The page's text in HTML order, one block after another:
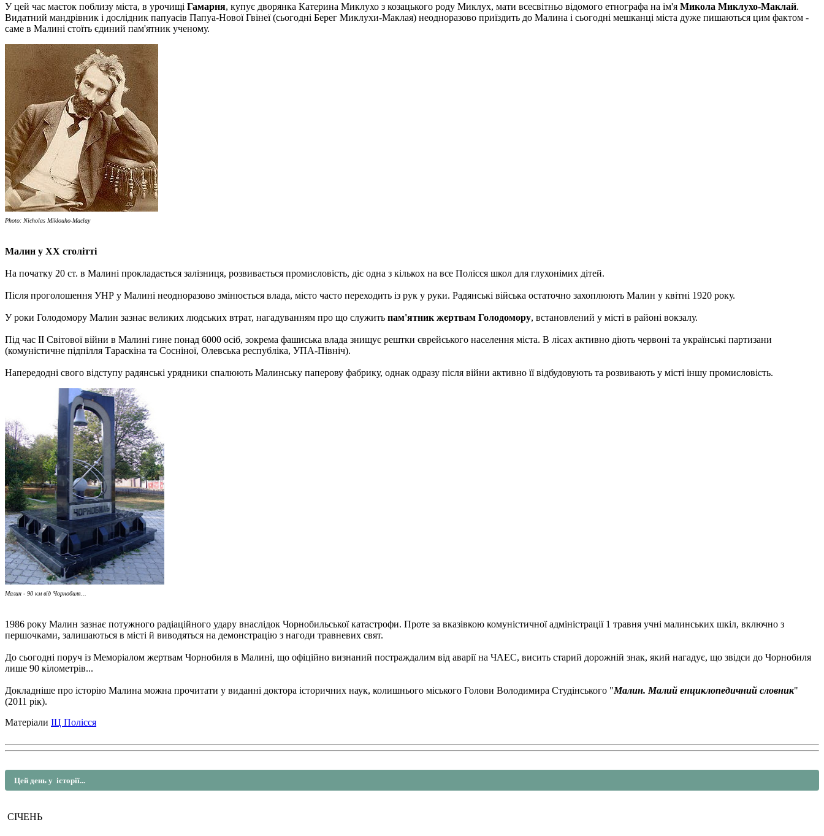
У цей час маєток поблизу міста, в урочищі Гамарня, купує дворянка Катерина Миклухо з козацького роду Миклух, мати всесвітньо відомого етнографа на ім'я Микола Миклухо-Маклай.
Видатний мандрівник і дослідник папуасів Папуа-Нової Гвінеї (сьогодні Берег Миклухи-Маклая) неодноразово приїздить до Малина і сьогодні мешканці міста дуже пишаються цим фактом -
саме в Малині стоїть єдиний пам'ятник ученому.
Photo: Nicholas Miklouho-Maclay
Малин у ХХ столітті
На початку 20 ст. в Малині прокладається залізниця, розвивається промисловість, діє одна з кількох на все Полісся школ для глухонімих дітей.
Після проголошення УНР у Малині неодноразово змінюється влада, місто часто переходить із рук у руки. Радянські війська остаточно захоплюють Малин у квітні 1920 року.
У роки Голодомору Малин зазнає великих людських втрат, нагадуванням про що служить пам'ятник жертвам Голодомору, встановлений у місті в районі вокзалу.
Під час ІІ Світової війни в Малині гине понад 6000 осіб, зокрема фашиська влада знищує рештки єврейського населення міста. В лісах активно діють червоні та українські партизани
(комуністичне підпілля Тараскіна та Сосніної, Олевська республіка, УПА-Північ).
Напередодні свого відступу радянські урядники спалюють Малинську паперову фабрику, однак одразу після війни активно її відбудовують та розвивають у місті іншу промисловість.
Малин - 90 км від Чорнобиля...
1986 року Малин зазнає потужного радіаційного удару внаслідок Чорнобильської катастрофи. Проте за вказівкою комуністичної адміністрації 1 травня учні малинських шкіл, включно з
першочками, залишаються в місті й виводяться на демонстрацію з нагоди травневих свят.
До сьогодні поруч із Меморіалом жертвам Чорнобиля в Малині, що офіційно визнаний постраждалим від аварії на ЧАЕС, висить старий дорожній знак, який нагадує, що звідси до Чорнобиля
лише 90 кілометрів...
Докладніше про історію Малина можна прочитати у виданні доктора історичних наук, колишнього міського Голови Володимира Студінського "Малин. Малий енциклопедичний словник"
(2011 рік).
Матеріали ІЦ Полісся
Цей день у історії...
СІЧЕНЬ